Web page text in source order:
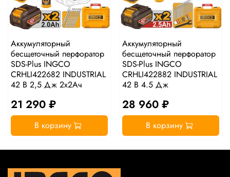
Аккумуляторный
бесщеточный перфоратор
SDS-Plus INGCO
CRHLI422682 INDUSTRIAL
42 В 2,5 Дж 2х2Ач
21 290 ₽
В корзину
Аккумуляторный
бесщеточный перфоратор
SDS-Plus INGCO
CRHLI422882 INDUSTRIAL
42 В 4.5 Дж
28 960 ₽
В корзину